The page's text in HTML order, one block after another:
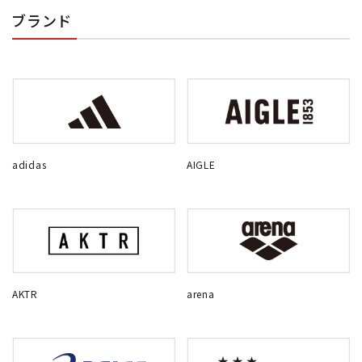
ブランド
adidas AIGLE
AKTR arena